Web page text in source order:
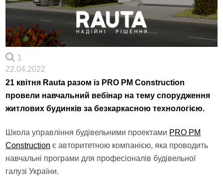
1
22.04.2022
21 квітня Rauta разом із PRO PM Construction
провели навчальний вебінар на тему спорудження
житлових будинків за безкаркасною технологією.
Школа управління будівельними проектами PRO PM
Construction є авторитетною компанією, яка проводить
навчальні програми для професіоналів будівельної
галузі України.